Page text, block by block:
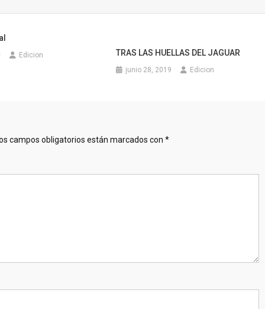
Edicion TRAS LAS HUELLAS DEL JAGUAR
junio 28, 2019 Edicion
campos obligatorios están marcados con *